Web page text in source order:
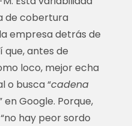
de cobertura
empresa detrás de
que, antes de
loco, mejor echa
o busca “cadena
en Google. Porque,
hay peor sordo